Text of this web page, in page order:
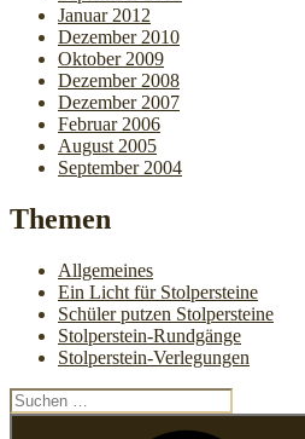
Januar 2012
Dezember 2010
Oktober 2009
Dezember 2008
Dezember 2007
Februar 2006
August 2005
September 2004
Themen
Allgemeines
Ein Licht für Stolpersteine
Schüler putzen Stolpersteine
Stolperstein-Rundgänge
Stolperstein-Verlegungen
Suchen
nach: